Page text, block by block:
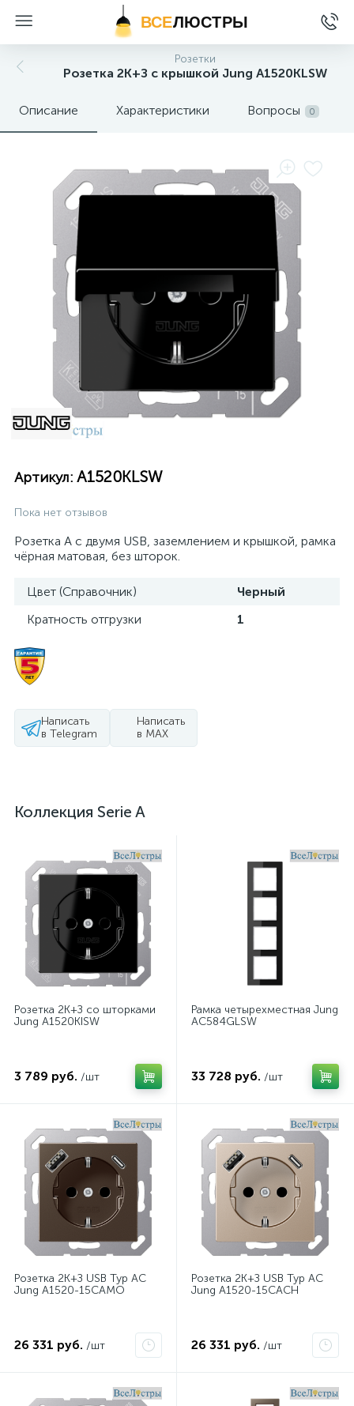
ВСЕЛЮСТРЫ
Розетки
Розетка 2K+З с крышкой Jung A1520KLSW
Описание Характеристики Вопросы 0
Артикул: A1520KLSW
Пока нет отзывов
Розетка A с двумя USB, заземлением и крышкой, рамка
чёрная матовая, без шторок.
Цвет (Справочник)
Черный
Кратность отгрузки
1
Написать
в Telegram
Написать
в MAX
Коллекция Serie A
Розетка 2K+З со шторками
Jung A1520KISW
3 789 руб. /шт
Рамка четырехместная Jung
AC584GLSW
33 728 руб. /шт
Розетка 2K+З USB Typ AC
Jung A1520-15CAMO
26 331 руб. /шт
Розетка 2K+З USB Typ AC
Jung A1520-15CACH
26 331 руб. /шт